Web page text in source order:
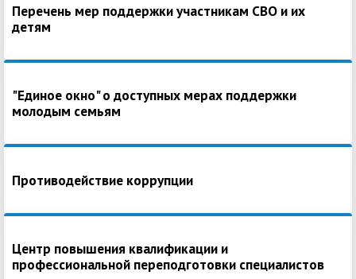
Перечень мер поддержки участникам СВО и их
детям
"Единое окно" о доступных мерах поддержки
молодым семьям
Противодействие коррупции
Центр повышения квалификации и
профессиональной переподготовки специалистов